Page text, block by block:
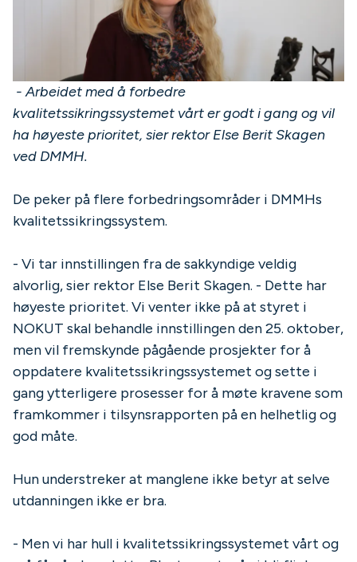
- Arbeidet med å forbedre
kvalitetssikringssystemet vårt er godt i gang og vil
ha høyeste prioritet, sier rektor Else Berit Skagen
ved DMMH.
De peker på flere forbedringsområder i DMMHs
kvalitetssikringssystem.
- Vi tar innstillingen fra de sakkyndige veldig
alvorlig, sier rektor Else Berit Skagen. - Dette har
høyeste prioritet. Vi venter ikke på at styret i
NOKUT skal behandle innstillingen den 25. oktober,
men vil fremskynde pågående prosjekter for å
oppdatere kvalitetssikringssystemet og sette i
gang ytterligere prosesser for å møte kravene som
framkommer i tilsynsrapporten på en helhetlig og
god måte.
Hun understreker at manglene ikke betyr at selve
utdanningen ikke er bra.
- Men vi har hull i kvalitetssikringssystemet vårt og